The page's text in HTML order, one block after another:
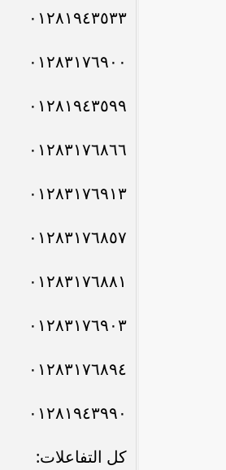
٠١٢٨١٩٤٣٥٣٣
٠١٢٨٣١٧٦٩٠٠
٠١٢٨١٩٤٣٥٩٩
٠١٢٨٣١٧٦٨٦٦
٠١٢٨٣١٧٦٩١٣
٠١٢٨٣١٧٦٨٥٧
٠١٢٨٣١٧٦٨٨١
٠١٢٨٣١٧٦٩٠٣
٠١٢٨٣١٧٦٨٩٤
٠١٢٨١٩٤٣٩٩٠
كل التفاعلات:
رئيس الوزراء : زيادة مخصصات الإنفاق